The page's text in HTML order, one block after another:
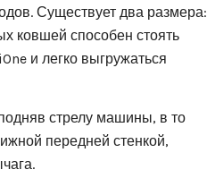
Существует два размера:
ковшей способен стоять
и легко выгружаться
стрелу машины, в то
передней стенкой,